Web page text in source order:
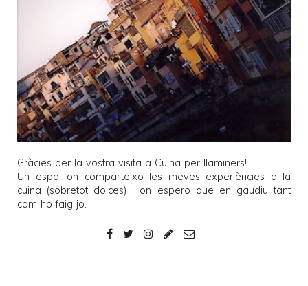
Gràcies per la vostra visita a Cuina per llaminers!
Un espai on comparteixo les meves experiències a la
cuina (sobretot dolces) i on espero que en gaudiu tant
com ho faig jo.